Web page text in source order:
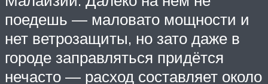
поедешь — маловато мощности и
нет ветрозащиты, но зато даже в
городе заправляться придётся
нечасто — расход составляет около